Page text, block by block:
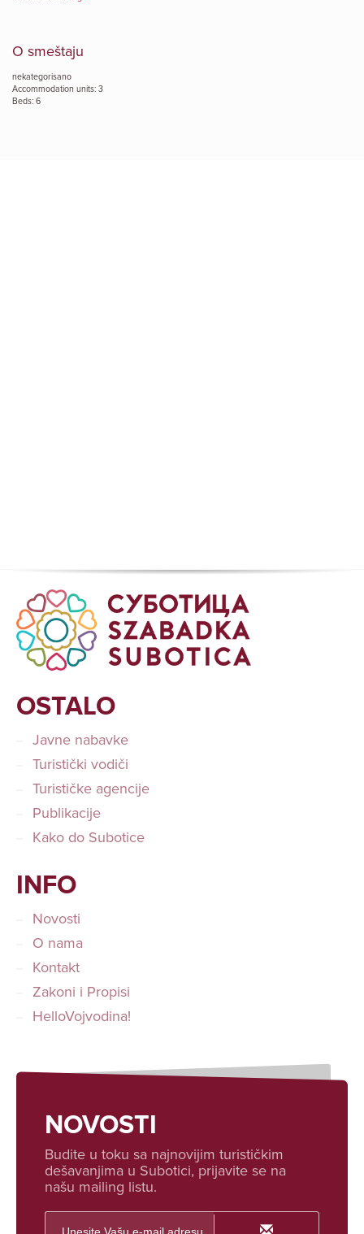
O smeštaju
nekategorisano
Accommodation units: 3
Beds: 6
OSTALO
Javne nabavke
Turistički vodiči
Turističke agencije
Publikacije
Kako do Subotice
INFO
Novosti
O nama
Kontakt
Zakoni i Propisi
HelloVojvodina!
NOVOSTI
Budite u toku sa najnovijim turističkim
dešavanjima u Subotici, prijavite se na
našu mailing listu.